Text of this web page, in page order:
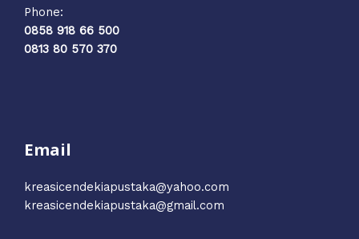
Phone:
0858 918 66 500
0813 80 570 370
Email
kreasicendekiapustaka@yahoo.com
kreasicendekiapustaka@gmail.com